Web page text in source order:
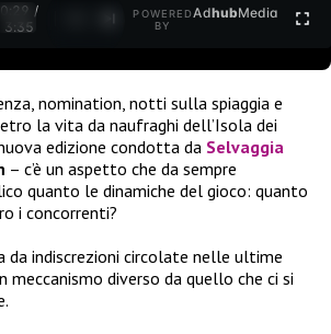
0:30 /
3:35
POWERED
BY
AdhubMedia
nomination, notti sulla spiaggia e
la vita da naufraghi dell’Isola dei
edizione condotta da Selvaggia
– c’è un aspetto che da sempre
quanto le dinamiche del gioco: quanto
i concorrenti?
da indiscrezioni circolate nelle ultime
meccanismo diverso da quello che ci si